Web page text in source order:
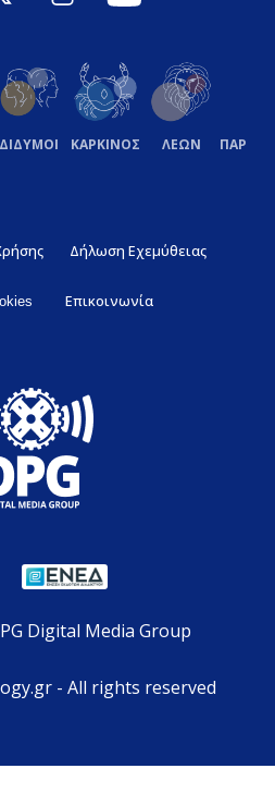
ΔΙΔΥΜΟΙ ΚΑΡΚΙΝΟΣ ΛΕΩΝ
Δήλωση Εχεμύθειας
Επικοινωνία
Digital Media Group
- All rights reserved